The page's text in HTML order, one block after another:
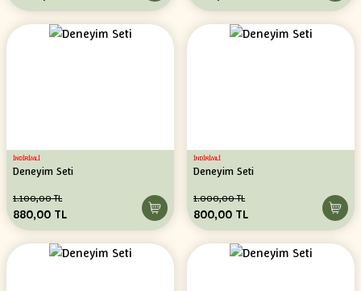
İNDİRİMLİ
Deneyim Seti
1.100,00 TL
880,00 TL
İNDİRİMLİ
Deneyim Seti
1.000,00 TL
800,00 TL